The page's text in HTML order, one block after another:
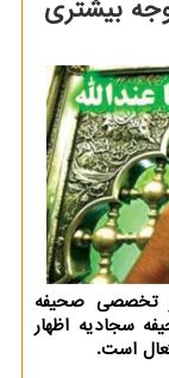
بیشتری
تخصصی صحیفه
سجادیه اظهار
است.